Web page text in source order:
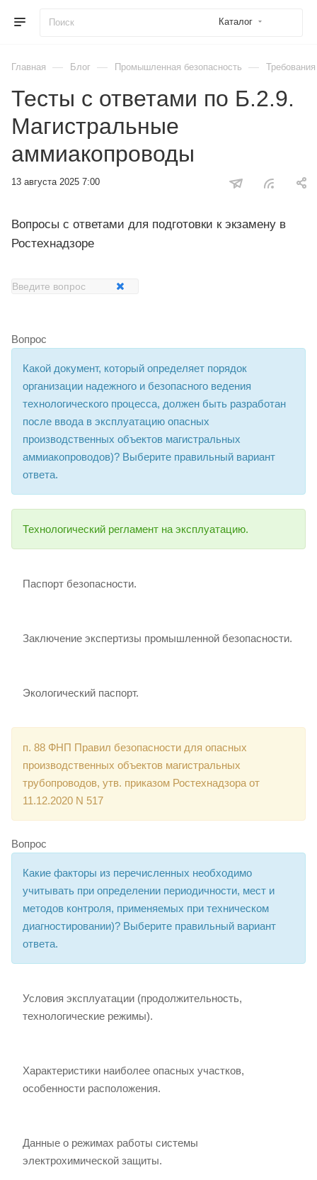
Каталог
Главная — Блог — Промышленная безопасность —
Тесты с ответами по Б.2.9.
Магистральные
аммиакопроводы
13 августа 2025 7:00
Вопросы с ответами для подготовки к экзамену в
Ростехнадзоре
Вопрос
Какой документ, который определяет порядок
организации надежного и безопасного ведения
технологического процесса, должен быть разработан
после ввода в эксплуатацию опасных
производственных объектов магистральных
аммиакопроводов)? Выберите правильный вариант
ответа.
Технологический регламент на эксплуатацию.
Паспорт безопасности.
Заключение экспертизы промышленной безопасности.
Экологический паспорт.
п. 88 ФНП Правил безопасности для опасных
производственных объектов магистральных
трубопроводов, утв. приказом Ростехнадзора от
11.12.2020 N 517
Вопрос
Какие факторы из перечисленных необходимо
учитывать при определении периодичности, мест и
методов контроля, применяемых при техническом
диагностировании)? Выберите правильный вариант
ответа.
Условия эксплуатации (продолжительность,
технологические режимы).
Характеристики наиболее опасных участков,
особенности расположения.
Данные о режимах работы системы
электрохимической защиты.